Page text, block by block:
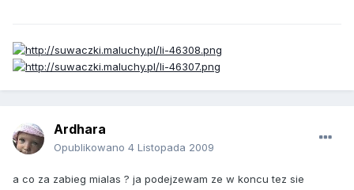
Ardhara
Opublikowano 4 Listopada 2009
a co za zabieg mialas ? ja podejzewam ze w koncu tez sie